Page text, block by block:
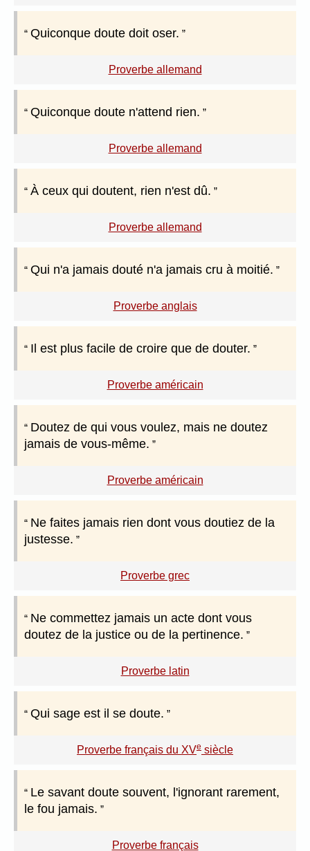
Quiconque doute doit oser.
Proverbe allemand
Quiconque doute n'attend rien.
Proverbe allemand
À ceux qui doutent, rien n'est dû.
Proverbe allemand
Qui n'a jamais douté n'a jamais cru à moitié.
Proverbe anglais
Il est plus facile de croire que de douter.
Proverbe américain
Doutez de qui vous voulez, mais ne doutez
jamais de vous-même.
Proverbe américain
Ne faites jamais rien dont vous doutiez de la
justesse.
Proverbe grec
Ne commettez jamais un acte dont vous
doutez de la justice ou de la pertinence.
Proverbe latin
Qui sage est il se doute.
Proverbe français du XVe siècle
Le savant doute souvent, l'ignorant rarement,
le fou jamais.
Proverbe français